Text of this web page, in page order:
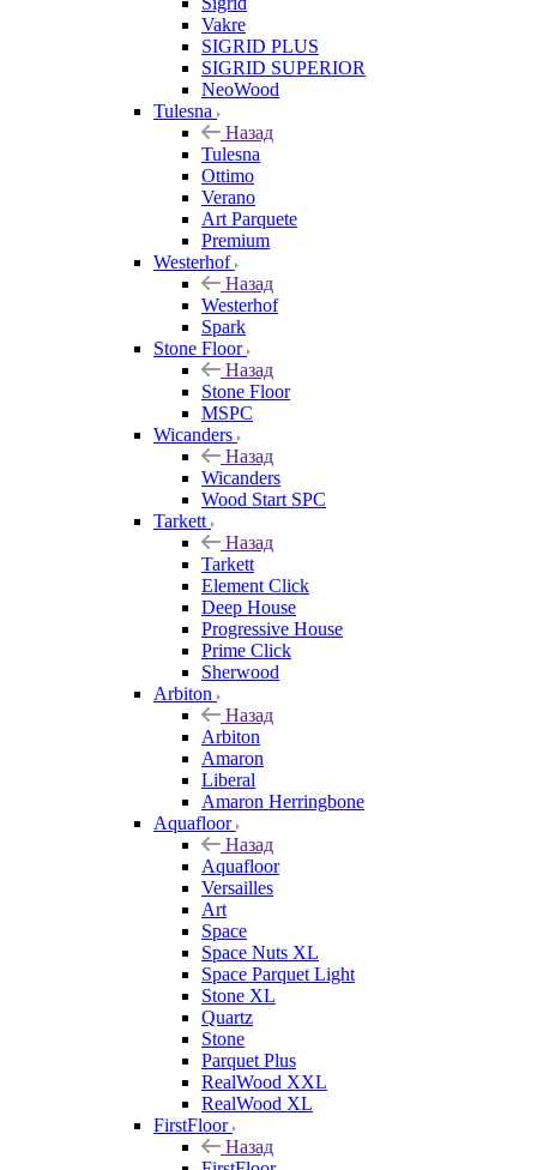
Vakre
SIGRID PLUS
SIGRID SUPERIOR
NeoWood
Tulesna
Назад
Tulesna
Ottimo
Verano
Art Parquete
Premium
Westerhof
Назад
Westerhof
Spark
Stone Floor
Назад
Stone Floor
MSPC
Wicanders
Назад
Wicanders
Wood Start SPC
Tarkett
Назад
Tarkett
Element Click
Deep House
Progressive House
Prime Click
Sherwood
Arbiton
Назад
Arbiton
Amaron
Liberal
Amaron Herringbone
Aquafloor
Назад
Aquafloor
Versailles
Art
Space
Space Nuts XL
Space Parquet Light
Stone XL
Quartz
Stone
Parquet Plus
RealWood XXL
RealWood XL
FirstFloor
Назад